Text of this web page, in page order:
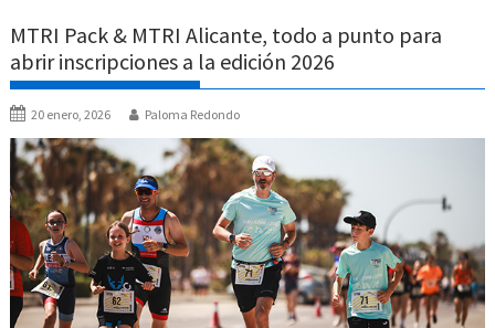
MTRI Pack & MTRI Alicante, todo a punto para
abrir inscripciones a la edición 2026
20 enero, 2026 Paloma Redondo